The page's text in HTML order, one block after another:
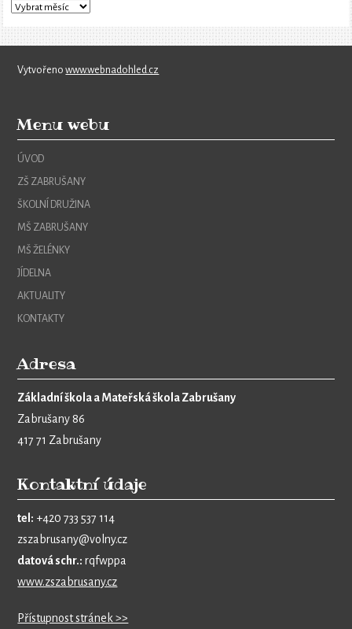
Vytvořenowww.webnadohled.cz
Menu webu
ÚVOD
ZŠ ZABRUŠANY
ŠKOLNÍ DRUŽINA
MŠ ZABRUŠANY
MŠ ŽELÉNKY
JÍDELNA
AKTUALITY
KONTAKTY
Adresa
Základní škola a Mateřská škola Zabrušany
Zabrušany 86
417 71 Zabrušany
Kontaktní údaje
tel: +420 733 537 114
zszabrusany@volny.cz
datová schr.: rqfwppa
www.zszabrusany.cz
Přístupnost stránek >>